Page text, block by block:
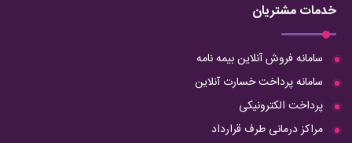
خدمات مشتریان
سامانه فروش آنلاین بیمه نامه
سامانه پرداخت خسارت آنلاین
پرداخت الکترونیکی
مراکز درمانی طرف قرارداد